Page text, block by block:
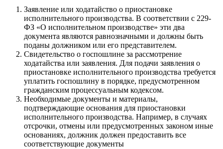
Заявление или ходатайство о приостановке
исполнительного производства. В соответствии с 229-
ФЗ «О исполнительном производстве» эти два
документа являются равнозначными и должны быть
поданы должником или его представителем.
Свидетельство о госпошлине за рассмотрение
ходатайства или заявления. Для подачи заявления о
приостановке исполнительного производства требуется
уплатить госпошлину в порядке, предусмотренном
гражданским процессуальным кодексом.
Необходимые документы и материалы,
подтверждающие основания для приостановки
исполнительного производства. Например, в случаях
отсрочки, отмены или предусмотренных законом иные
основаниях, должник должен предоставить все
соответствующие документы